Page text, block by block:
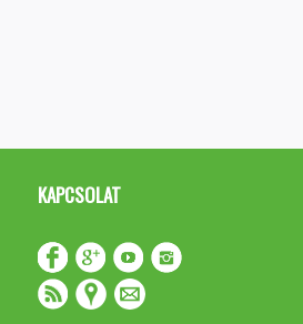
KAPCSOLAT